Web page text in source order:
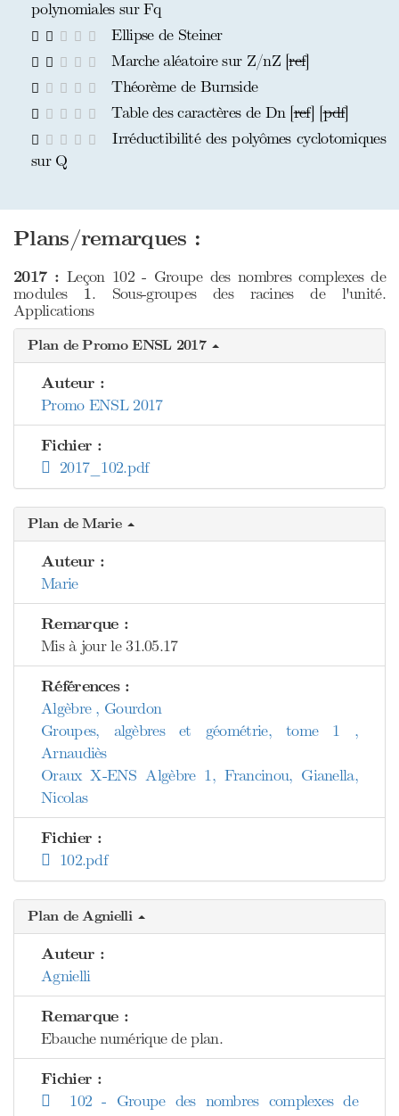
polynomiales sur Fq
Ellipse de Steiner
Marche aléatoire sur Z/nZ [ref]
Théorème de Burnside
Table des caractères de Dn [ref] [pdf]
Irréductibilité des polyômes cyclotomiques
sur Q
Plans/remarques :
2017 : Leçon 102 - Groupe des nombres complexes de
modules 1
1. Sous-groupes des racines de l'unité.
Applications
Plan de Promo ENSL 2017
Auteur :
Promo ENSL 2017
Fichier :
2017_102.pdf
Plan de Marie
Auteur :
Marie
Remarque :
Mis à jour le 31.05.17
Références :
Algèbre , Gourdon
Groupes, algèbres et géométrie, tome 1 ,
Arnaudiès
Oraux X-ENS Algèbre 1, Francinou, Gianella,
Nicolas
Fichier :
102.pdf
Plan de Agnielli
Auteur :
Agnielli
Remarque :
Ebauche numérique de plan.
Fichier :
102 - Groupe des nombres complexes de